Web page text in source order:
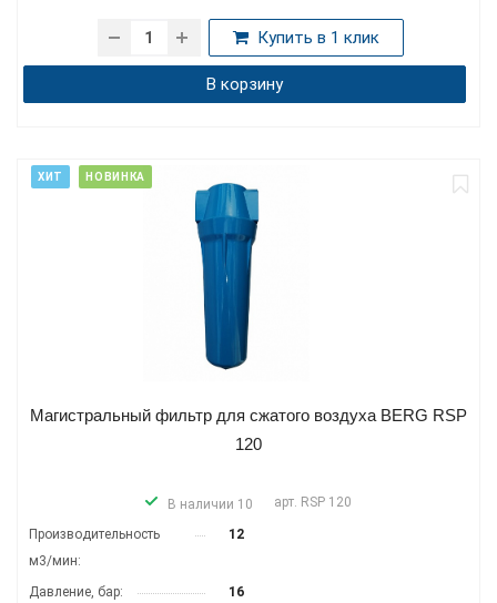
Купить в 1 клик
В корзину
ХИТ НОВИНКА
Магистральный фильтр для сжатого воздуха BERG RSP
120
В наличии 10 арт. RSP 120
Производитель­ность
м3/мин:
12
Давление, бар:
16